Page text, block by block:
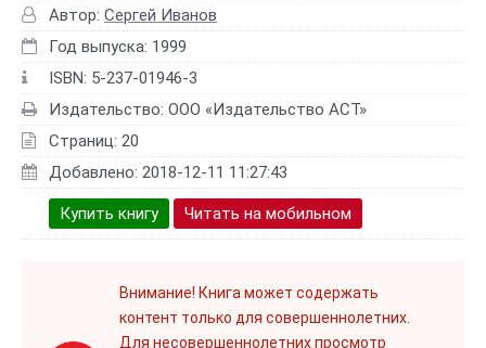
Автор: Сергей Иванов
Год выпуска: 1999
ISBN: 5-237-01946-3
Издательство: OOO «Издательство ACT»
Страниц: 20
Добавлено: 2018-12-11 11:27:43
Купить книгу Читать на мобильном
Внимание! Книга может содержать
контент только для совершеннолетних.
Для несовершеннолетних просмотр